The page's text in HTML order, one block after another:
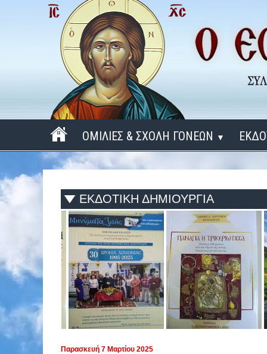
ΟΜΙΛΙΕΣ & ΣΧΟΛΗ ΓΟΝΕΩΝ ▼
ΠΕΡΙΟΔΟΣ 2025 - 2026
ΠΕΡΙΟΔΟΣ 2024 - 2025
ΠΕΡΙΟΔΟΣ 2023 - 2024
ΠΕΡΙΟΔΟΣ 2022 - 2023
ΠΕΡΙΟΔΟΣ 2021 - 2022
ΠΕΡΙΟΔΟΣ 2020 - 2021
ΕΚΔΟΤΙΚΗ ΔΗΜΙΟΥΡΓΙΑ
Παρασκευή 7 Μαρτίου 2025